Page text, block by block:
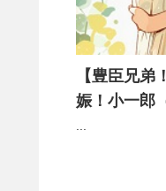
【豊臣兄
娠！小一郎